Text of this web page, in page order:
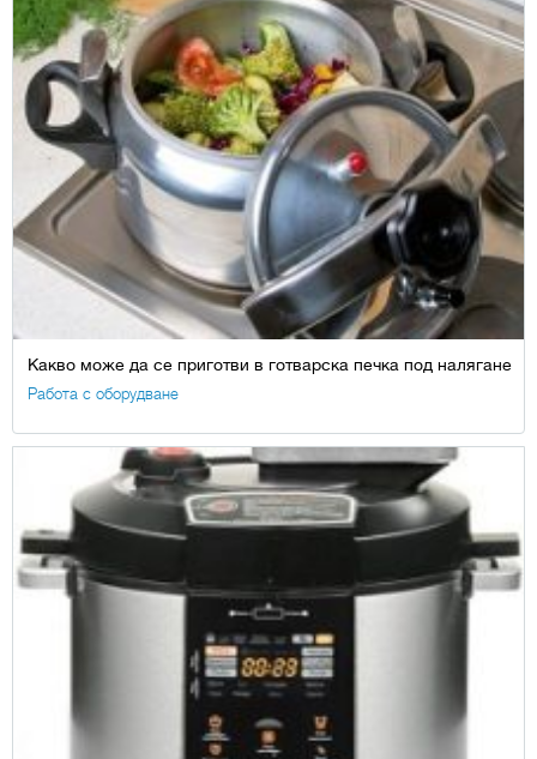
Какво може да се приготви в готварска печка под налягане
Работа с оборудване